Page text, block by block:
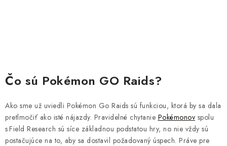
Čo sú Pokémon GO Raids?
Ako sme už uviedli Pokémon Go Raids sú funkciou, ktorá by sa dala
pretlmočiť ako isté nájazdy. Pravidelné chytanie Pokémonov spolu
s Field Research sú síce základnou podstatou hry, no nie vždy sú
postačujúce na to, aby sa dostavil požadovaný úspech. Práve pre